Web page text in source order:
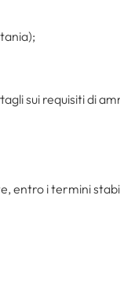
sui requisiti di
entro i termini